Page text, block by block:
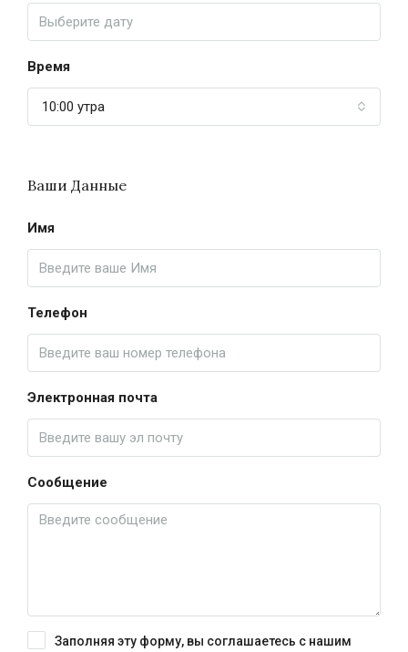
Время
10:00 утра
Ваши Данные
Имя
Телефон
Электронная почта
Сообщение
Заполняя эту форму, вы соглашаетесь с нашим